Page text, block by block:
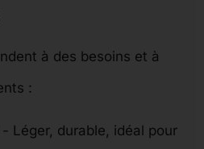
à des besoins et à
:
- Léger, durable, idéal pour